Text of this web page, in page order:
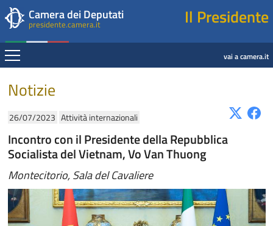
Presidente della Camera dei Deputati
Salta al contenuto principale
Salta al menu di navigazione
Camera dei Deputati
presidente.camera.it Il Presidente
Espandi vai a camera.it
Contenuto
Notizie
26/07/2023 Attività internazionali
Incontro con il Presidente della Repubblica
Socialista del Vietnam, Vo Van Thuong
Montecitorio, Sala del Cavaliere
Fine contenuto
Navigazione pagine di servizio
Fine pagina
Salta al contenuto principale
Salta al menu di navigazione
Vai a inizio pagina